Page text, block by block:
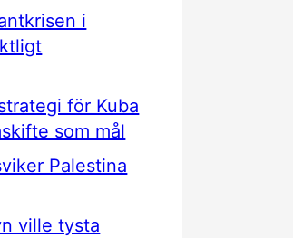
i
för Kuba
som mål
Palestina
ville tysta